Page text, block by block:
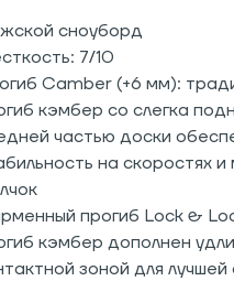
сноуборд
7/10
Camber (+6 мм):
кэмбер со слегка
частью доски
на скоростях
прогиб Lock &
кэмбер дополнен
зоной для лучшей